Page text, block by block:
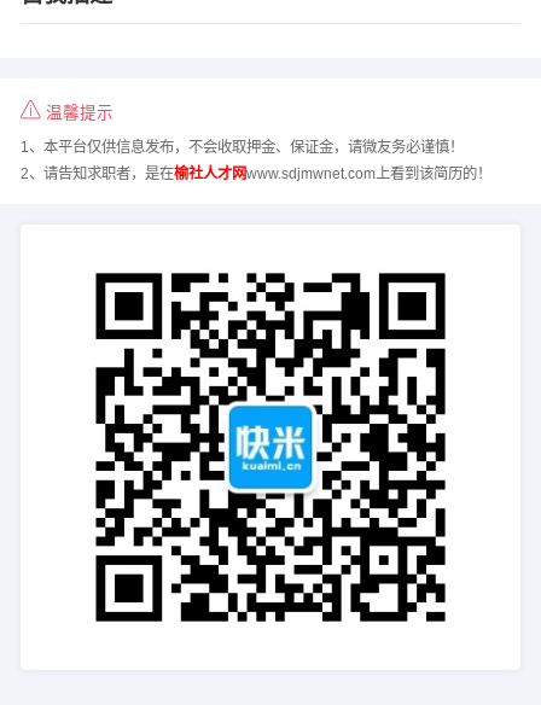
温馨提示
1、本平台仅供信息发布，不会收取押金、保证金，请微友务必谨慎！
2、请告知求职者，是在榆社人才网www.sdjmwnet.com上看到该简历的！